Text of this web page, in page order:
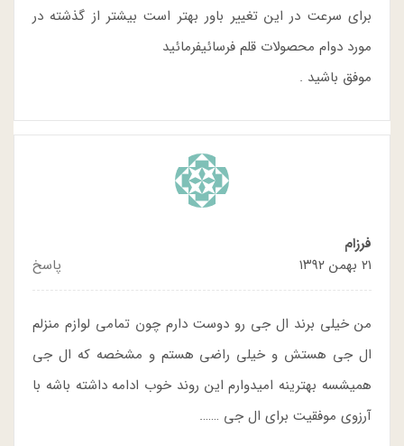
برای سرعت در این تغییر باور بهتر است بیشتر از گذشته در
مورد دوام محصولات قلم فرسائیفرمائید
موفق باشید .
فرزام
۲۱ بهمن ۱۳۹۲
پاسخ
من خیلی برند ال جی رو دوست دارم چون تمامی لوازم منزلم
ال جی هستش و خیلی راضی هستم و مشخصه که ال جی
همیشسه بهترینه امیدوارم این روند خوب ادامه داشته باشه با
آرزوی موفقیت برای ال جی …….